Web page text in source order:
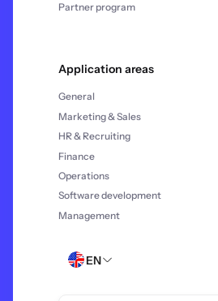
Partner program
Application areas
General
Marketing & Sales
HR & Recruiting
Finance
Operations
Software development
Management
EN